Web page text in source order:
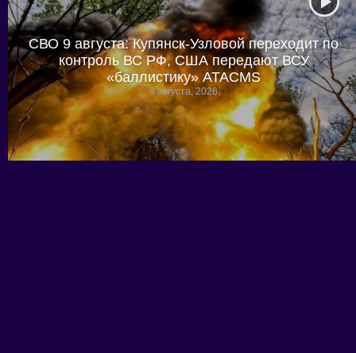
СВО 9 августа: Купянск-Узловой переходит по
контроль ВС РФ, США передают ВСУ
«баллистику» ATACMS
9 августа, 2026